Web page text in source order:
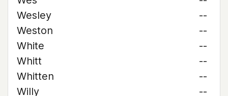
Wesley
--
Weston
--
White
--
Whitt
--
Whitten
--
Willy
--